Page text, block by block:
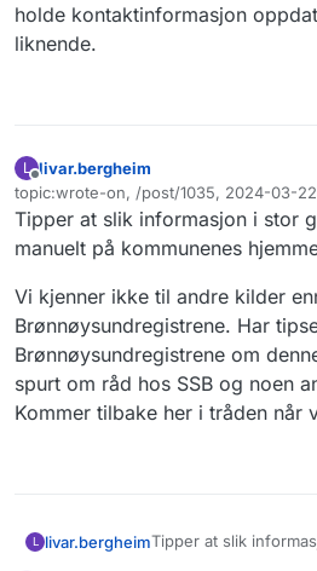
holde kontaktinformasjon
liknende.
L
Frakoblet
livar.bergheim
topic:wrote-on, /post/1035, 2024-03-
Sist endret av
Tipper at slik informasjon i stor
manuelt på kommunenes
Vi kjenner ikke til andre kilder
Brønnøysundregistrene. Har
Brønnøysundregistrene om
spurt om råd hos SSB og noen
Kommer tilbake her i tråden når
L livar.bergheimTipper at slik